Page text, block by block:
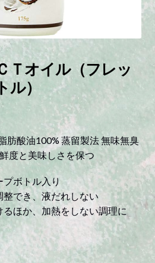
Ｔオイル（フレッ
ル）
肪酸油100% 蒸留製法 無味無臭
度と美味しさを保つ
ボトル入り
でき、液だれしない
ほか、加熱をしない調理に